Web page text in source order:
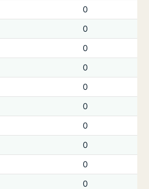
0
0
0
0
0
0
0
0
0
0